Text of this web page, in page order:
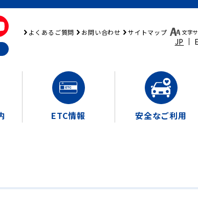
よくあるご質問 お問い合わせ サイトマップ 文字
JP
ETC情報 安全なご利用